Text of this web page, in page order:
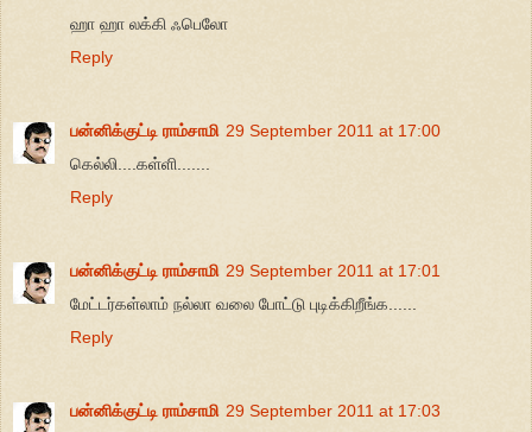
ஹா ஹா லக்கி ஃபெலோ
Reply
பன்னிக்குட்டி ராம்சாமி 29 September 2011 at 17:00
கெல்லி....கள்ளி.......
Reply
பன்னிக்குட்டி ராம்சாமி 29 September 2011 at 17:01
மேட்டர்கள்லாம் நல்லா வலை போட்டு புடிக்கிறீங்க......
Reply
பன்னிக்குட்டி ராம்சாமி 29 September 2011 at 17:03